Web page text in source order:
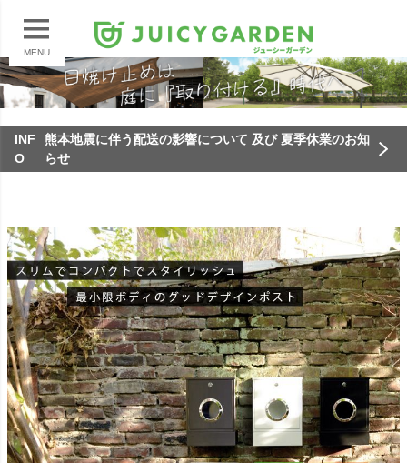
MENU
INF
O
熊本地震に伴う配送の影響について 及び 夏季休業のお知
らせ